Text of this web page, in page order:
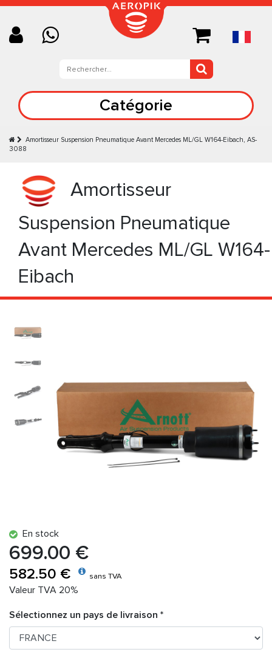
Catégorie
Amortisseur Suspension Pneumatique Avant Mercedes ML/GL W164-Eibach, AS-
3088
Amortisseur
Suspension Pneumatique
Avant Mercedes ML/GL W164-
Eibach
En stock
699.00 €
582.50 € sans TVA
Valeur TVA 20%
Sélectionnez un pays de livraison *